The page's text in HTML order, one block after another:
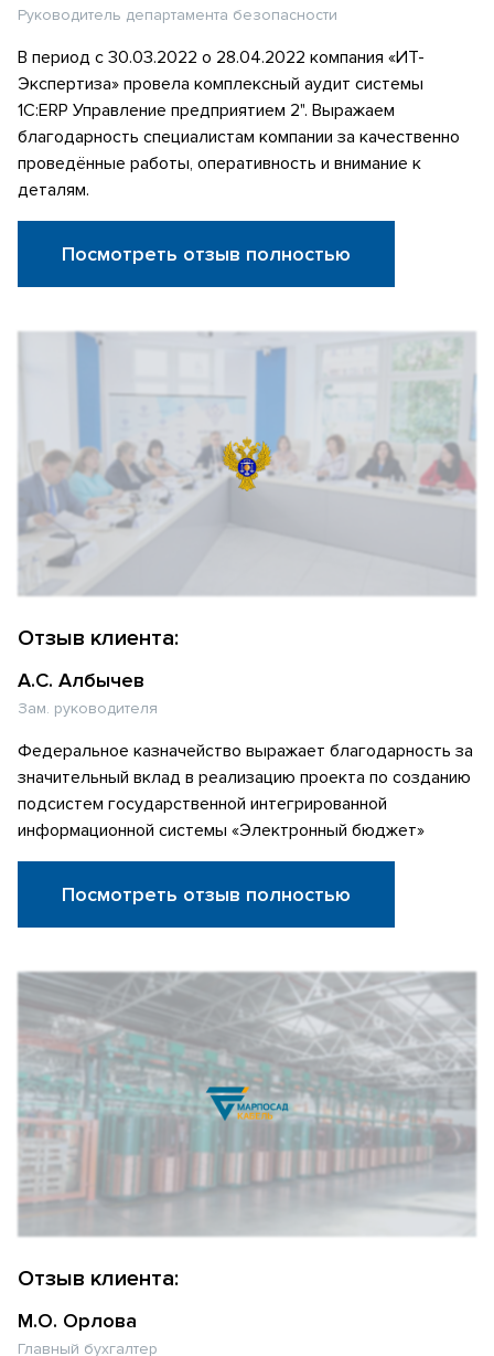
Руководитель департамента безопасности
В период с 30.03.2022 о 28.04.2022 компания «ИТ-
Экспертиза» провела комплексный аудит системы
1С:ERP Управление предприятием 2". Выражаем
благодарность специалистам компании за качественно
проведённые работы, оперативность и внимание к
деталям.
Посмотреть отзыв полностью
Отзыв клиента:
А.С. Албычев
Зам. руководителя
Федеральное казначейство выражает благодарность за
значительный вклад в реализацию проекта по созданию
подсистем государственной интегрированной
информационной системы «Электронный бюджет»
Посмотреть отзыв полностью
Отзыв клиента:
М.О. Орлова
Главный бухгалтер